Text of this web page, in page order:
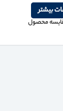
بیشتر
محصول